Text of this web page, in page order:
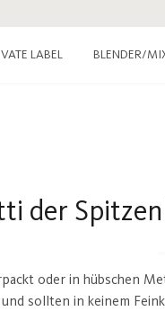
LABEL BLENDER/
der
oder in hübschen
sollten in keinem